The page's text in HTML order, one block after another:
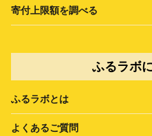
寄付上限額を調べる
ふるラボ
ふるラボとは
よくあるご質問